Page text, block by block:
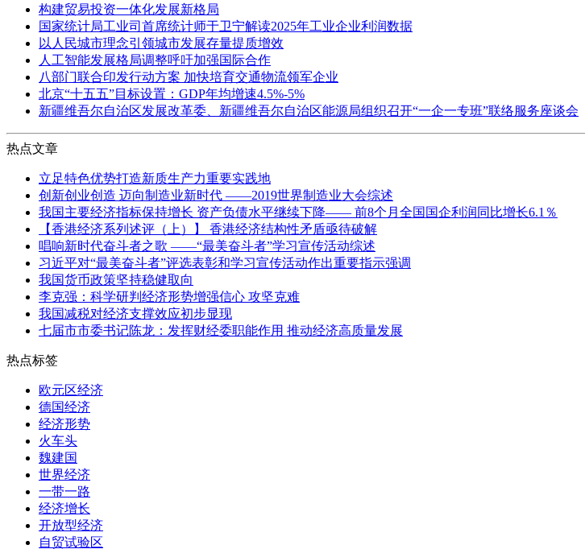
构建贸易投资一体化发展新格局
国家统计局工业司首席统计师于卫宁解读2025年工业企业利润数据
以人民城市理念引领城市发展存量提质增效
人工智能发展格局调整呼吁加强国际合作
八部门联合印发行动方案 加快培育交通物流领军企业
北京“十五五”目标设置：GDP年均增速4.5%-5%
新疆维吾尔自治区发展改革委、新疆维吾尔自治区能源局组织召开“一企一专班”联络服务座谈会
热点文章
立足特色优势打造新质生产力重要实践地
创新创业创造 迈向制造业新时代 ——2019世界制造业大会综述
我国主要经济指标保持增长 资产负债水平继续下降—— 前8个月全国国企利润同比增长6.1％
【香港经济系列述评（上）】 香港经济结构性矛盾亟待破解
唱响新时代奋斗者之歌 ——“最美奋斗者”学习宣传活动综述
习近平对“最美奋斗者”评选表彰和学习宣传活动作出重要指示强调
我国货币政策坚持稳健取向
李克强：科学研判经济形势增强信心 攻坚克难
我国减税对经济支撑效应初步显现
七届市市委书记陈龙：发挥财经委职能作用 推动经济高质量发展
热点标签
欧元区经济
德国经济
经济形势
火车头
魏建国
世界经济
一带一路
经济增长
开放型经济
自贸试验区